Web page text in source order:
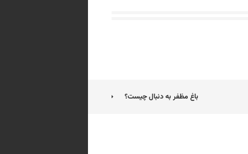
باغ مظفر به دنبال چیست؟